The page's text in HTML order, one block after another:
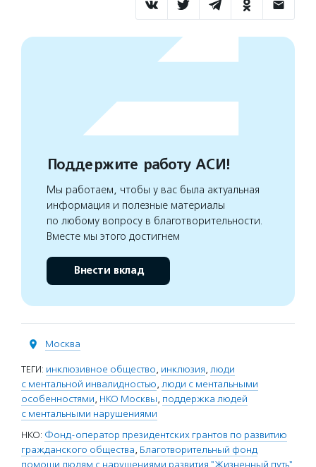
Поддержите работу АСИ!
Мы работаем, чтобы у вас была актуальная
информация и полезные материалы
по любому вопросу в благотворительности.
Вместе мы этого достигнем
Внести вклад
Москва
ТЕГИ: инклюзивное общество, инклюзия, люди
с ментальной инвалидностью, люди с ментальными
особенностями, НКО Москвы, поддержка людей
с ментальными нарушениями
НКО: Фонд-оператор президентских грантов по развитию
гражданского общества, Благотворительный фонд
помощи людям с нарушениями развития "Жизненный путь"